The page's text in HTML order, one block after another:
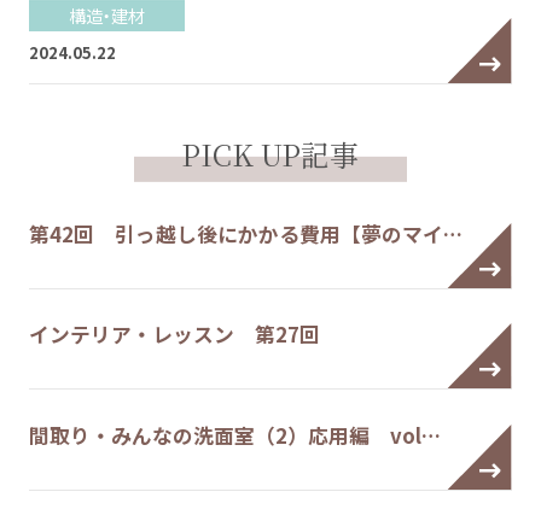
構造・建材
2024.05.22
PICK UP記事
第42回 引っ越し後にかかる費用【夢のマイ…
インテリア・レッスン 第27回
間取り・みんなの洗面室（2）応用編 vol…